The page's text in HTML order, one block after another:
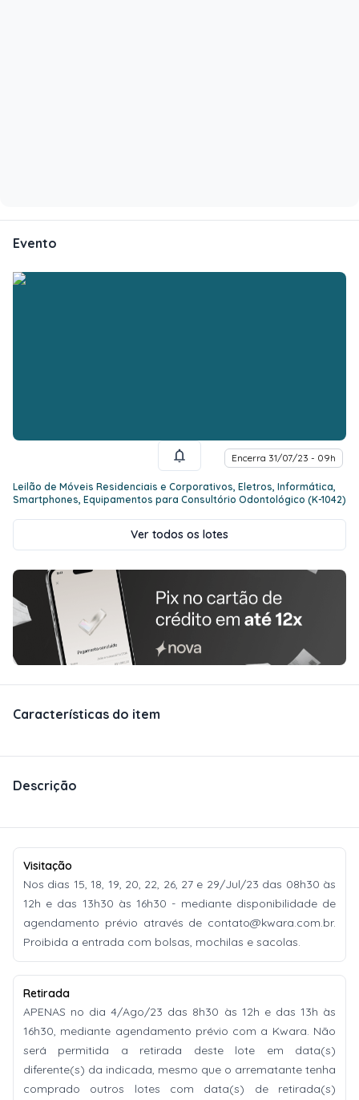
Evento
Encerra 31/07/23 - 09h
Leilão de Móveis Residenciais e Corporativos, Eletros, Informática,
Smartphones, Equipamentos para Consultório Odontológico (K-1042)
Ver todos os lotes
Características do item
Descrição
Visitação
Nos dias 15, 18, 19, 20, 22, 26, 27 e 29/Jul/23 das 08h30 às
12h e das 13h30 às 16h30 - mediante disponibilidade de
agendamento prévio através de contato@kwara.com.br.
Proibida a entrada com bolsas, mochilas e sacolas.
Retirada
APENAS no dia 4/Ago/23 das 8h30 às 12h e das 13h às
16h30, mediante agendamento prévio com a Kwara. Não
será permitida a retirada deste lote em data(s)
diferente(s) da indicada, mesmo que o arrematante tenha
comprado outros lotes com data(s) de retirada(s)